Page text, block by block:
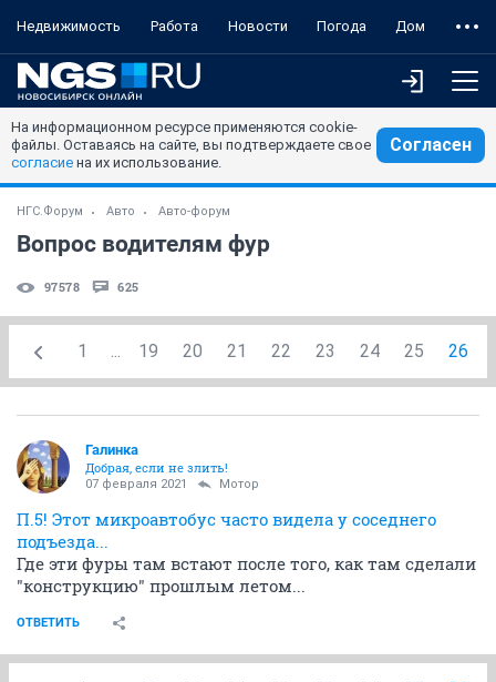
Недвижимость Работа Новости Погода Дом
На информационном ресурсе применяются cookie-
файлы. Оставаясь на сайте, вы подтверждаете свое
согласие на их использование.
Согласен
НГС.Форум Авто Авто-форум
Вопрос водителям фур
97578 625
1 ... 19 20 21 22 23 24 25 26
Галинка
Добрая, если не злить!
07 февраля 2021 Мотор
П.5! Этот микроавтобус часто видела у соседнего
подъезда...
Где эти фуры там встают после того, как там сделали
"конструкцию" прошлым летом...
ОТВЕТИТЬ